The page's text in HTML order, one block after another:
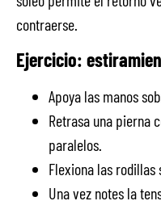
contraerse.
Ejercicio:
Apoya las manos
Retrasa una pierna
paralelos.
Flexiona las rodillas
Una vez notes la